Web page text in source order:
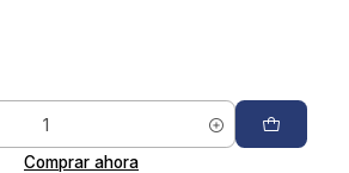
Comprar ahora